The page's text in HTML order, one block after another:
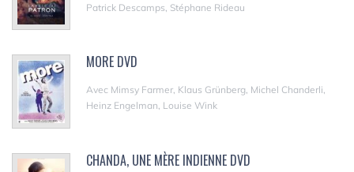
Patrick Descamps, Stéphane Rideau
MORE DVD
Avec Mimsy Farmer, Klaus Grünberg, Michel Chanderli,
Heinz Engelman, Louise Wink
CHANDA, UNE MÈRE INDIENNE DVD